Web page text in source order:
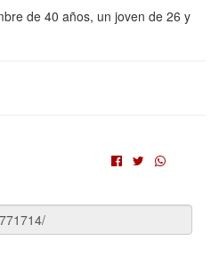
de 40 años, un joven de 26 y